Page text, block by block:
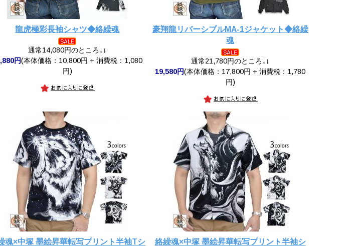
龍虎極彩長袖シャツ◆絡繰魂
通常14,080円のところ↓↓
円(本体価格：10,800円 + 消費税：1,080
円)
豪翔龍リバーシブルMA-1ジャケット◆絡繰
魂
通常21,780円のところ↓↓
19,580円(本体価格：17,800円 + 消費税：1,780
円)
魂×中塚 墨絵昇華転写プリント半袖Tシ
絡繰魂×中塚 墨絵昇華転写プリント半袖シ